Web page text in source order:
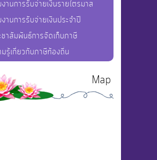
านการรับจ่ายเงินรายไตรมาส
านการรับจ่ายเงินประจำปี
ชาสัมพันธ์การจัดเก็บภาษี
มรู้เกี่ยวกับภาษีท้องถิ่น
Map